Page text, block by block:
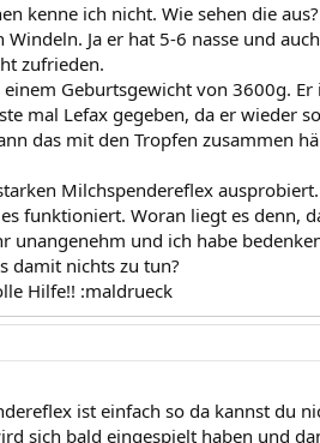
kenne ich nicht. Wie sehen die aus?
Windeln. Ja er hat 5-6 nasse und
zufrieden.
Geburtsgewicht von 3600g. Er
mal Lefax gegeben, da er wieder
das mit den Tropfen zusammen
Milchspendereflex
funktioniert. Woran liegt es denn,
unangenehm und ich habe
damit nichts zu tun?
Hilfe!! :maldrueck
ist einfach so da kannst du
sich bald eingespielt haben und